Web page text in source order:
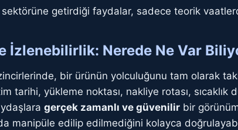
sektörüne getirdiği faydalar, sadece teorik
İzlenebilirlik: Nerede Ne Var
bir ürünün yolculuğunu tam olarak
tarihi, yükleme noktası, nakliye rotası,
gerçek zamanlı ve güvenilir bir
manipüle edilip edilmediğini kolayca